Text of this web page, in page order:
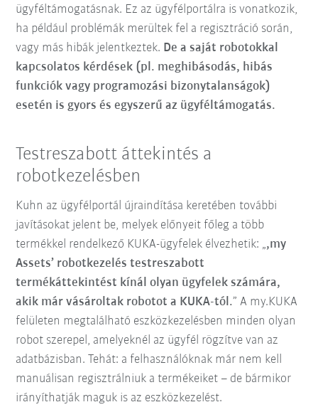
ügyféltámogatásnak. Ez az ügyfélportálra is vonatkozik,
ha például problémák merültek fel a regisztráció során,
vagy más hibák jelentkeztek. De a saját robotokkal
kapcsolatos kérdések (pl. meghibásodás, hibás
funkciók vagy programozási bizonytalanságok)
esetén is gyors és egyszerű az ügyféltámogatás.
Testreszabott áttekintés a
robotkezelésben
Kuhn az ügyfélportál újraindítása keretében további
javításokat jelent be, melyek előnyeit főleg a több
termékkel rendelkező KUKA-ügyfelek élvezhetik: „,my
Assets’ robotkezelés testreszabott
termékáttekintést kínál olyan ügyfelek számára,
akik már vásároltak robotot a KUKA-tól.” A my.KUKA
felületen megtalálható eszközkezelésben minden olyan
robot szerepel, amelyeknél az ügyfél rögzítve van az
adatbázisban. Tehát: a felhasználóknak már nem kell
manuálisan regisztrálniuk a termékeiket – de bármikor
irányíthatják maguk is az eszközkezelést.